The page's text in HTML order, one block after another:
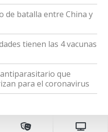
de batalla entre China y
tienen las 4 vacunas
que
para el coronavirus